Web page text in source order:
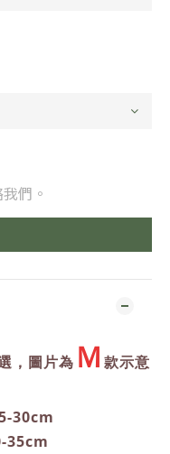
們。
， 圖片為 Ｍ 款示意
30cm
35cm